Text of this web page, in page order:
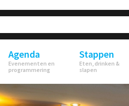
Agenda
Evenementen en
programmering
Stappen
Eten, drinken &
slapen